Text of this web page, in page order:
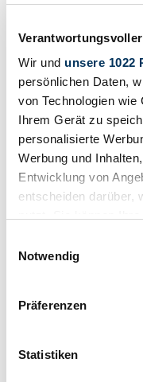
Wir und unsere 1022
persönlichen Daten,
von Technologien
Ihrem Gerät zu
personalisierte
Werbung und
Entwicklung von
entscheiden darüber,
Trigger Symbol
Informationen
können
Notwendig
Präferenzen
Statistiken